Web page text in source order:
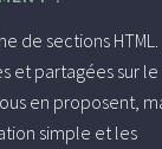
de sections HTML.
et partagées sur le
en proposent,
simple et les